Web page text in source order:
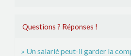
Questions ? Réponses !
Un salarié peut-il garder la